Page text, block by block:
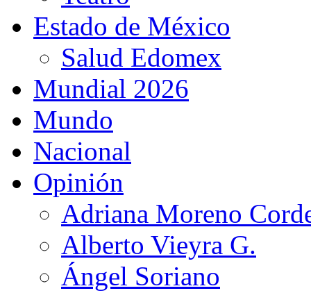
Estado de México
Salud Edomex
Mundial 2026
Mundo
Nacional
Opinión
Adriana Moreno
Alberto Vieyra G.
Ángel Soriano